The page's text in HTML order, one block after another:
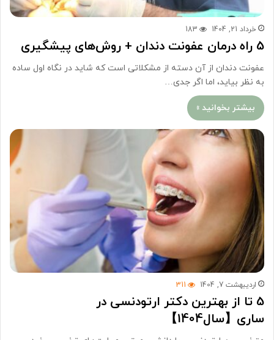
خرداد 21, 1404 183
5 راه درمان عفونت دندان + روش‌های پیشگیری
عفونت دندان از آن دسته از مشکلاتی است که شاید در نگاه اول ساده
به نظر بیاید، اما اگر جدی…
بیشتر بخوانید »
اردیبهشت 7, 1404 311
5 تا از بهترین دکتر ارتودنسی در
ساری【سال1404】